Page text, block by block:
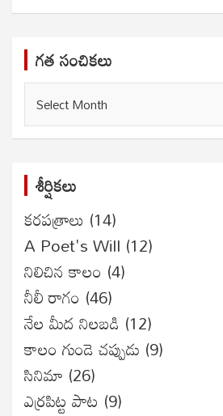
గత సంచికలు
గత
సంచికలు
శీర్షికలు
కరపత్రాలు (14)
A Poet's Will (12)
నిలిచిన కాలం (4)
నీలీ రాగం (46)
నేల మీద నిలబడి (12)
కాలం గుండె చప్పుడు (9)
సినిమా (26)
ఎర్రపిట్ట పాట (9)